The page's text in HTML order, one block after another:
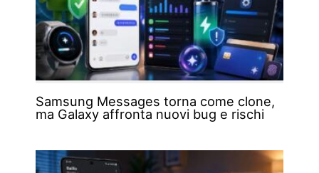
Samsung Messages torna come clone,
ma Galaxy affronta nuovi bug e rischi